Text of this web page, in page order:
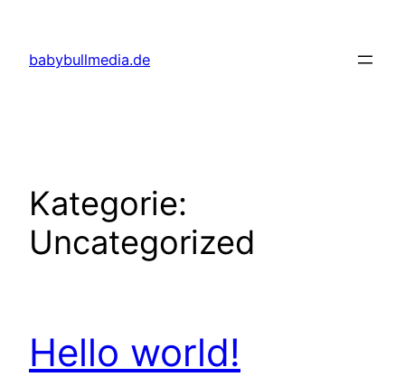
springen
babybullmedia.de
Kategorie:
Uncategorized
Hello world!